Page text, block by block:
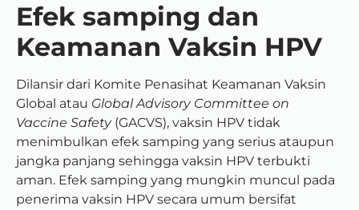
Efek samping dan
Keamanan Vaksin HPV
Dilansir dari Komite Penasihat Keamanan Vaksin
Global atau Global Advisory Committee on
Vaccine Safety(GACVS), vaksin HPV tidak
menimbulkan efek samping yang serius ataupun
jangka panjang sehingga vaksin HPV terbukti
aman. Efek samping yang mungkin muncul pada
penerima vaksin HPV secara umum bersifat